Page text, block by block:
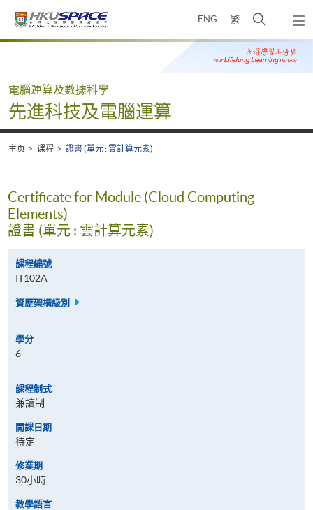
ENG 繁
开
搜
寻
弹
出
主
Main
電腦運算及數據科學
先進科技及電腦運算
主页 课程 證書 (單元 : 雲計算元素)
Certificate for Module (Cloud Computing
Elements)
證書 (單元 : 雲計算元素)
課程編號
IT102A
資歷架構級別
學分
6
課程制式
兼讀制
開課日期
待定
修業期
30小時
教學語言